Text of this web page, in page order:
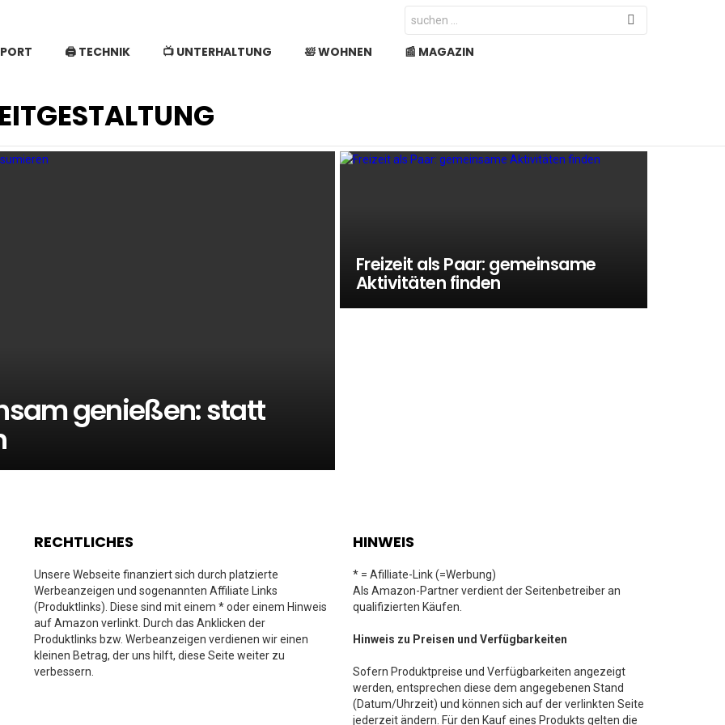
Search
for:
🖨️ TECHNIK 📺 UNTERHALTUNG 🛀 WOHNEN 📰 MAGAZIN
genießen: statt
Freizeit als Paar: gemeinsame
Aktivitäten finden
RECHTLICHES
Unsere Webseite finanziert sich durch platzierte
Werbeanzeigen und sogenannten Affiliate Links
(Produktlinks). Diese sind mit einem * oder einem Hinweis
auf Amazon verlinkt. Durch das Anklicken der
Produktlinks bzw. Werbeanzeigen verdienen wir einen
kleinen Betrag, der uns hilft, diese Seite weiter zu
verbessern.
HINWEIS
* = Afilliate-Link (=Werbung)
Als Amazon-Partner verdient der Seitenbetreiber an
qualifizierten Käufen.
Hinweis zu Preisen und Verfügbarkeiten
Sofern Produktpreise und Verfügbarkeiten angezeigt
werden, entsprechen diese dem angegebenen Stand
(Datum/Uhrzeit) und können sich auf der verlinkten Seite
jederzeit ändern. Für den Kauf eines Produkts gelten die